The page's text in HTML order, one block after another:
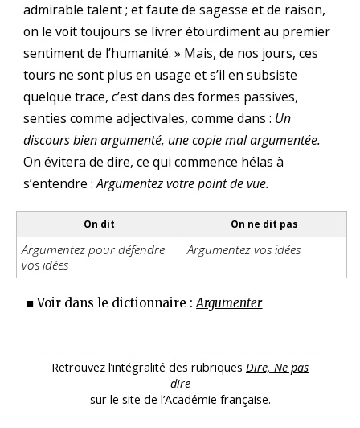
admirable talent ; et faute de sagesse et de raison,
on le voit toujours se livrer étourdiment au premier
sentiment de l’humanité. » Mais, de nos jours, ces
tours ne sont plus en usage et s’il en subsiste
quelque trace, c’est dans des formes passives,
senties comme adjectivales, comme dans : Un
discours bien argumenté, une copie mal argumentée.
On évitera de dire, ce qui commence hélas à
s’entendre :Argumentez votre point de vue.
On dit On ne dit pas
Argumentez pour défendre
vos idées
Argumentez vos idées
■ Voir dans le dictionnaire :Argumenter
Retrouvez l’intégralité des rubriques Dire, Ne pas
dire
sur le site de l’Académie française.